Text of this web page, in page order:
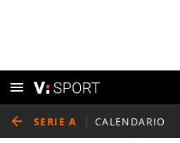
SERIE A CALENDARIO